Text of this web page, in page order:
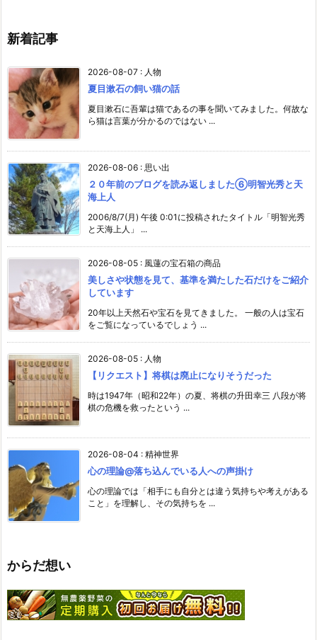
新着記事
2026-08-07 : 人物
夏目漱石の飼い猫の話
夏目漱石に吾輩は猫であるの事を聞いてみました。何故な
ら猫は言葉が分かるのではない ...
2026-08-06 : 思い出
２０年前のブログを読み返しました⑥明智光秀と天
海上人
2006/8/7(月) 午後 0:01に投稿されたタイトル「明智光秀
と天海上人」 ...
2026-08-05 : 風蓮の宝石箱の商品
美しさや状態を見て、基準を満たした石だけをご紹介
しています
20年以上天然石や宝石を見てきました。 一般の人は宝石
をご覧になっているでしょう ...
2026-08-05 : 人物
【リクエスト】将棋は廃止になりそうだった
時は1947年（昭和22年）の夏、将棋の升田幸三 八段が将
棋の危機を救ったという ...
2026-08-04 : 精神世界
心の理論@落ち込んでいる人への声掛け
心の理論では「相手にも自分とは違う気持ちや考えがある
こと」を理解し、その気持ちを ...
からだ想い